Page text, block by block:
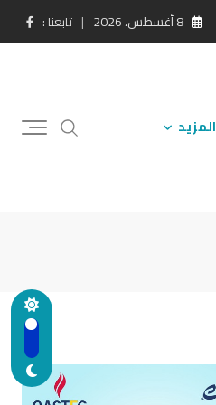
8 أغسطس، 2026 تابعنا :
المزيد